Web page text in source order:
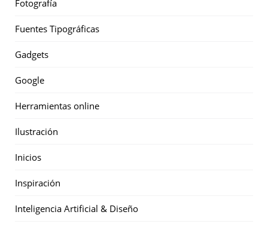
Fotografía
Fuentes Tipográficas
Gadgets
Google
Herramientas online
Ilustración
Inicios
Inspiración
Inteligencia Artificial & Diseño